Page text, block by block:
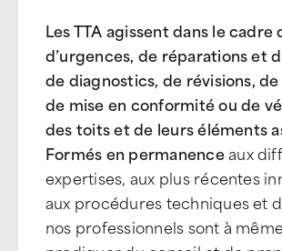
Les TTA agissent dans le cadre
d’urgences, de réparations et
de diagnostics, de révisions,
de mise en conformité ou de
des toits et de leurs éléments
Formés en permanenceaux
expertises, aux plus récentes
aux procédures techniques et
nos professionnels sont à